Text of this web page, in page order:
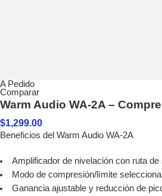
A Pedido
Comparar
Warm Audio WA-2A –
$1,299.00
Beneficios del Warm Audio WA-2A
Amplificador de nivelación con ruta de
Modo de compresión/límite
Ganancia ajustable y reducción de